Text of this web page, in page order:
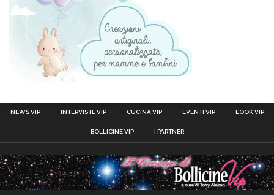
NEWS VIP INTERVISTE VIP CUCINA VIP EVENTI VIP LOOK VIP
BOLLICINE VIP I PARTNER